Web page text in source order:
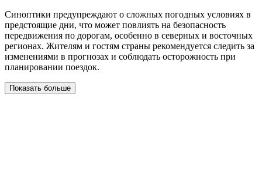
Синоптики предупреждают о сложных погодных условиях в
предстоящие дни, что может повлиять на безопасность
передвижения по дорогам, особенно в северных и восточных
регионах. Жителям и гостям страны рекомендуется следить за
изменениями в прогнозах и соблюдать осторожность при
планировании поездок.
Показать больше